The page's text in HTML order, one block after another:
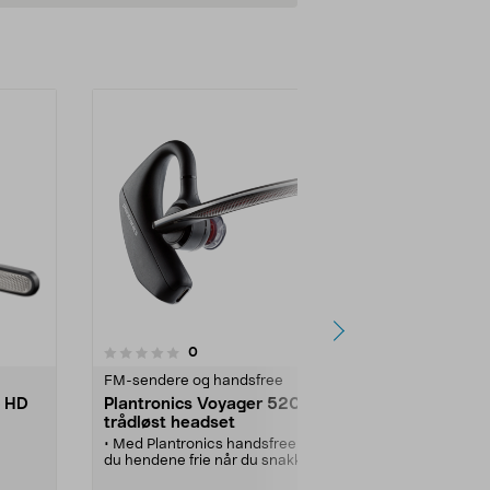
0anmeldelser
FM-sendere og handsfree
Plantronics Voyager 5200
trådløst headset
• Med Plantronics handsfree har
du hendene frie når du snakker i
0.0 av 5 stjerner